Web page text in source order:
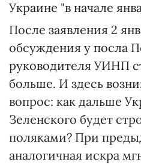
Украине "в начале
После заявления 2
обсуждения у посла
руководителя УИНП
больше. И здесь
вопрос: как дальше
Зеленского будет
поляками? При
аналогичная искра